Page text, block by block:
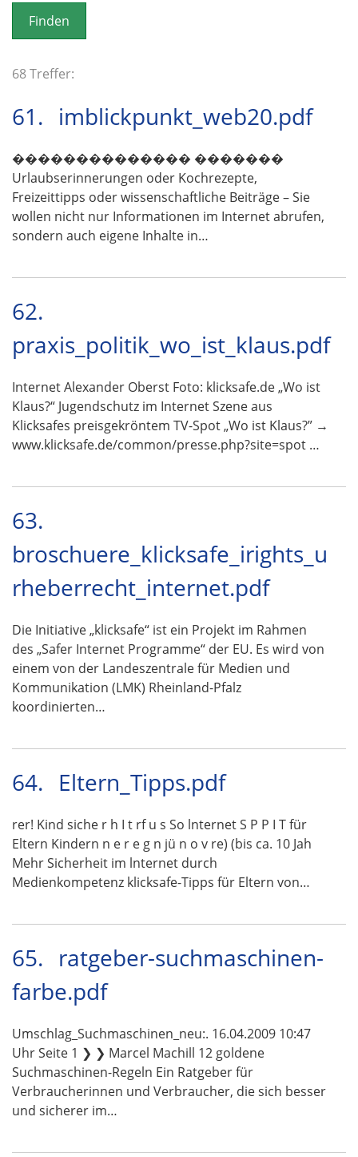
o
n
68 Treffer:
61. imblickpunkt_web20.pdf
�������������� �������
Urlaubserinnerungen oder Kochrezepte,
Freizeittipps oder wissenschaftliche Beiträge – Sie
wollen nicht nur Informationen im Internet abrufen,
sondern auch eigene Inhalte in…
62.
praxis_politik_wo_ist_klaus.pdf
Internet Alexander Oberst Foto: klicksafe.de „Wo ist
Klaus?“ Jugendschutz im Internet Szene aus
Klicksafes preisgekröntem TV-Spot „Wo ist Klaus?” →
www.klicksafe.de/common/presse.php?site=spot …
63.
broschuere_klicksafe_irights_u
rheberrecht_internet.pdf
Die Initiative „klicksafe“ ist ein Projekt im Rahmen
des „Safer Internet Programme“ der EU. Es wird von
einem von der Landeszentrale für Medien und
Kommunikation (LMK) Rheinland-Pfalz
koordinierten…
64. Eltern_Tipps.pdf
rer! Kind siche r h I t rf u s So lnternet S P P I T für
Eltern Kindern n e r e g n jü n o v re) (bis ca. 10 Jah
Mehr Sicherheit im lnternet durch
Medienkompetenz klicksafe-Tipps für Eltern von…
65. ratgeber-suchmaschinen-
farbe.pdf
Umschlag_Suchmaschinen_neu:. 16.04.2009 10:47
Uhr Seite 1 ❯ ❯ Marcel Machill 12 goldene
Suchmaschinen-Regeln Ein Ratgeber für
Verbraucherinnen und Verbraucher, die sich besser
und sicherer im…